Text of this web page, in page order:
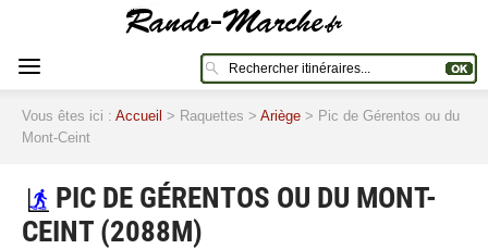
Vous êtes ici : Accueil > Raquettes > Ariège > Pic de Gérentos ou du
Mont-Ceint
PIC DE GÉRENTOS OU DU MONT-
CEINT (2088M)